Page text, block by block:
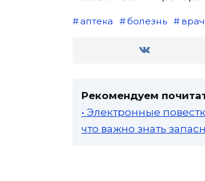
аптека болезнь врач
Рекомендуем
• Электронные
что важно знать